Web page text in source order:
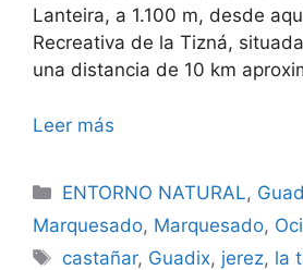
Lanteira, a 1.100 m, desde
Recreativa de la Tizná,
una distancia de 10 km
Leer más
Categorías
ENTORNO NATURAL,
Marquesado, Marquesado,
Etiquetas
castañar, Guadix, jerez, la